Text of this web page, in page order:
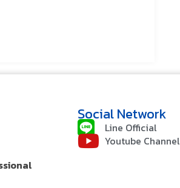
Social Network
Line Official
Youtube Channel